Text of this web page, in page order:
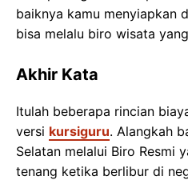
baiknya kamu menyiapkan
bisa melalu biro wisata
Akhir Kata
Itulah beberapa rincian
versi kursiguru. Alangkah
Selatan melalui Biro Resmi
tenang ketika berlibur di